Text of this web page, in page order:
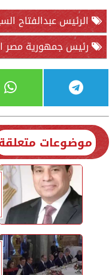
الرئيس عبدالفتاح
رئيس جمهورية مصر
موضوعات